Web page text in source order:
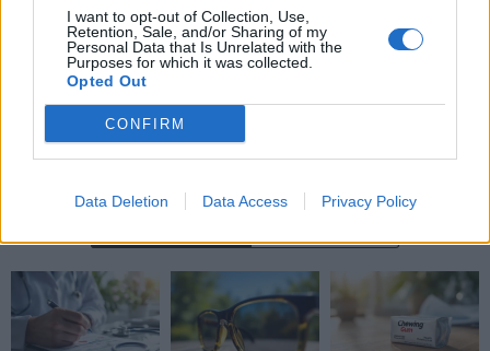
I want to opt-out of Collection, Use,
Retention, Sale, and/or Sharing of my
Personal Data that Is Unrelated with the
Purposes for which it was collected.
Opted Out
CONFIRM
Data Deletion Data Access Privacy Policy
ARTICLES CONNEXES PLUS DE L'AUTEUR